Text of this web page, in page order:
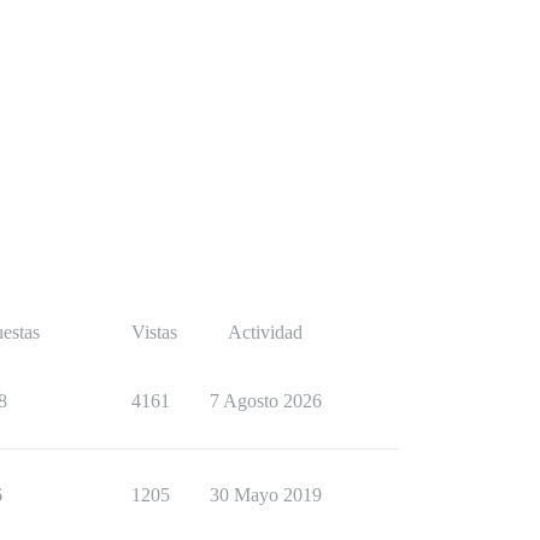
Vistas Actividad
4161 7 Agosto 2026
1205 30 Mayo 2019